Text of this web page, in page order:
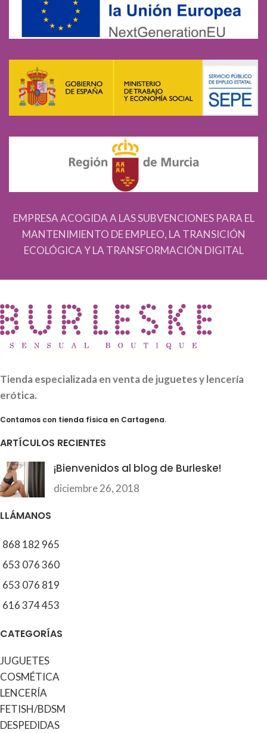
EMPRESA ACOGIDA A LAS SUBVENCIONES PARA EL
MANTENIMIENTO DE EMPLEO, LA TRANSICIÓN
ECOLÓGICA Y LA TRANSFORMACIÓN DIGITAL
Tienda especializada en venta de juguetes y lencería
erótica.
Contamos con tienda física en Cartagena.
ARTÍCULOS RECIENTES
¡Bienvenidos al blog de Burleske!
diciembre 26, 2018
LLÁMANOS
868 182 965
653 076 360
653 076 819
616 374 453
CATEGORÍAS
JUGUETES
COSMÉTICA
LENCERÍA
FETISH/BDSM
DESPEDIDAS